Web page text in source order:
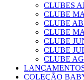
CLUBES
CLUBE
CLUBE
CLUBE
CLUBE
CLUBE
CLUBE
COLEÇÃO